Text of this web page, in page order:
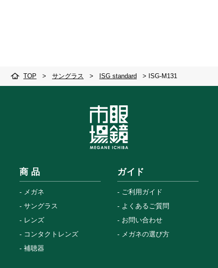
TOP > サングラス > ISG standard > ISG-M131
商 品
メガネ
サングラス
レンズ
コンタクトレンズ
補聴器
ガイド
ご利用ガイド
よくあるご質問
お問い合わせ
メガネの選び方